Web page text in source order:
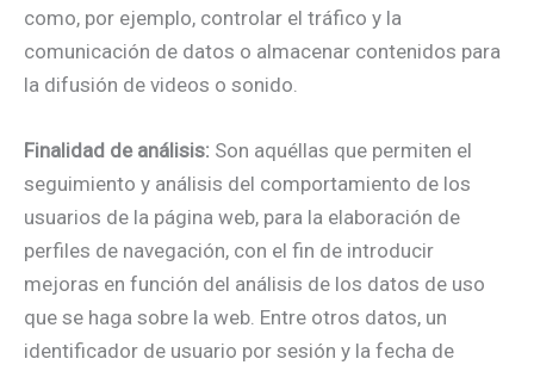
como, por ejemplo, controlar el tráfico y la
comunicación de datos o almacenar contenidos para
la difusión de videos o sonido.
Finalidad de análisis: Son aquéllas que permiten el
seguimiento y análisis del comportamiento de los
usuarios de la página web, para la elaboración de
perfiles de navegación, con el fin de introducir
mejoras en función del análisis de los datos de uso
que se haga sobre la web. Entre otros datos, un
identificador de usuario por sesión y la fecha de